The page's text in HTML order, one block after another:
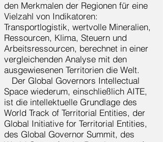
den Merkmalen der Regionen für eine
Vielzahl von Indikatoren:
Transportlogistik, wertvolle Mineralien,
Ressourcen, Klima, Steuern und
Arbeitsressourcen, berechnet in einer
vergleichenden Analyse mit den
ausgewiesenen Territorien die Welt.
Der Global Governors Intellectual
Space wiederum, einschließlich AITE,
ist die intellektuelle Grundlage des
World Track of Territorial Entities, der
Global Initiative for Territorial Entities,
des Global Governor Summit, des